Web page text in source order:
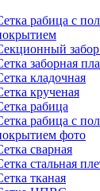
рабица с
заборная
кладочная
крученая
рабица
рабица с
фото
сварная
стальная
тканая